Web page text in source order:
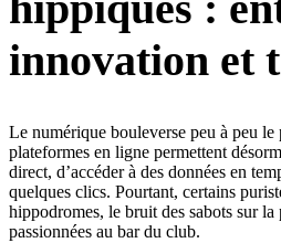
innovation et
Le numérique bouleverse peu à peu
plateformes en ligne permettent
direct, d’accéder à des données en
quelques clics. Pourtant, certains
hippodromes, le bruit des sabots sur la
passionnées au bar du club.